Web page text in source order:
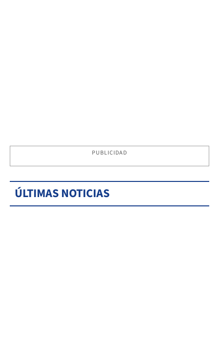
PUBLICIDAD
ÚLTIMAS NOTICIAS